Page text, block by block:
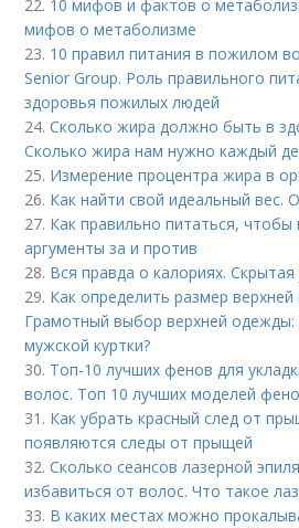
22. 10 мифов и фактов о
мифов о метаболизме
23. 10 правил питания в пожилом
Senior Group. Роль правильного
здоровья пожилых людей
24.Сколько жира должно быть в
Сколько жира нам нужно каждый
25. Измерение процентра жира в
26. Как найти свой идеальный вес.
27. Как правильно питаться, чтобы
аргументы за и против
28. Вся правда о калориях. Скрытая
29. Как определить размер
Грамотный выбор верхней одежды:
мужской куртки?
30. Топ-10 лучших фенов для
волос. Топ 10 лучших моделей
31. Как убрать красный след от
появляются следы от прыщей
32.Сколько сеансов лазерной
избавиться от волос. Что такое
33. В каких местах можно